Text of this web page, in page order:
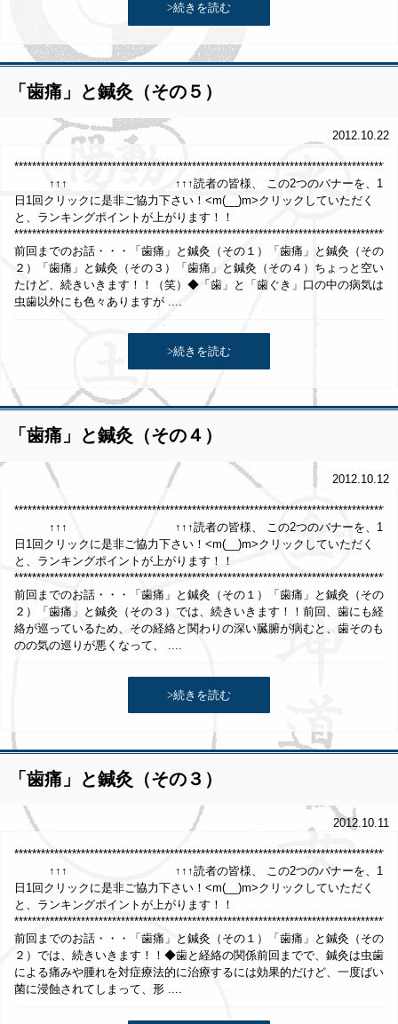
>続きを読む
「歯痛」と鍼灸（その５）
2012.10.22
↑↑↑ ↑↑↑読者の皆様、 この2つのバナーを、1
日1回クリックに是非ご協力下さい！<m(__)m>クリックしていただく
と、ランキングポイントが上がります！！
前回までのお話・・・「歯痛」と鍼灸（その１）「歯痛」と鍼灸（その
２）「歯痛」と鍼灸（その３）「歯痛」と鍼灸（その４）ちょっと空い
たけど、続きいきます！！（笑）◆「歯」と「歯ぐき」口の中の病気は
虫歯以外にも色々ありますが ....
>続きを読む
「歯痛」と鍼灸（その４）
2012.10.12
↑↑↑ ↑↑↑読者の皆様、 この2つのバナーを、1
日1回クリックに是非ご協力下さい！<m(__)m>クリックしていただく
と、ランキングポイントが上がります！！
前回までのお話・・・「歯痛」と鍼灸（その１）「歯痛」と鍼灸（その
２）「歯痛」と鍼灸（その３）では、続きいきます！！前回、歯にも経
絡が巡っているため、その経絡と関わりの深い臓腑が病むと、歯そのも
のの気の巡りが悪くなって、 ....
>続きを読む
「歯痛」と鍼灸（その３）
2012.10.11
↑↑↑ ↑↑↑読者の皆様、 この2つのバナーを、1
日1回クリックに是非ご協力下さい！<m(__)m>クリックしていただく
と、ランキングポイントが上がります！！
前回までのお話・・・「歯痛」と鍼灸（その１）「歯痛」と鍼灸（その
２）では、続きいきます！！◆歯と経絡の関係前回までで、鍼灸は虫歯
による痛みや腫れを対症療法的に治療するには効果的だけど、一度ばい
菌に浸蝕されてしまって、形 ....